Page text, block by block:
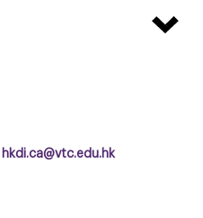
hkdi.ca@vtc.edu.hk